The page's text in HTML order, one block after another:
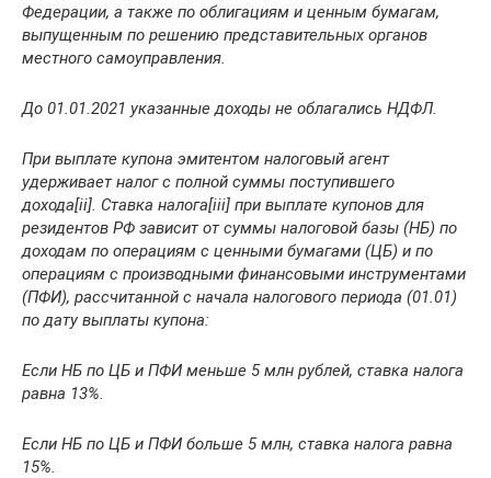
Федерации, а также по облигациям и ценным бумагам,
выпущенным по решению представительных органов
местного самоуправления.
До 01.01.2021 указанные доходы не облагались НДФЛ.
При выплате купона эмитентом налоговый агент
удерживает налог с полной суммы поступившего
дохода[ii]. Ставка налога[iii] при выплате купонов для
резидентов РФ зависит от суммы налоговой базы (НБ) по
доходам по операциям с ценными бумагами (ЦБ) и по
операциям с производными финансовыми инструментами
(ПФИ), рассчитанной с начала налогового периода (01.01)
по дату выплаты купона:
Если НБ по ЦБ и ПФИ меньше 5 млн рублей, ставка налога
равна 13%.
Если НБ по ЦБ и ПФИ больше 5 млн, ставка налога равна
15%.